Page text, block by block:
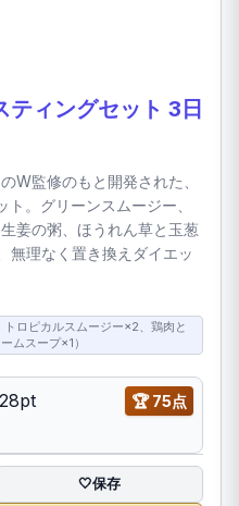
ティングセット 3日
W監修のもと開発された、
。グリーンスムージー、
姜の粥、ほうれん草と玉葱
無理なく置き換えダイエッ
ロピカルスムージー×2、鶏肉と
ムスープ×1）
28pt 🏆75点
🤍保存